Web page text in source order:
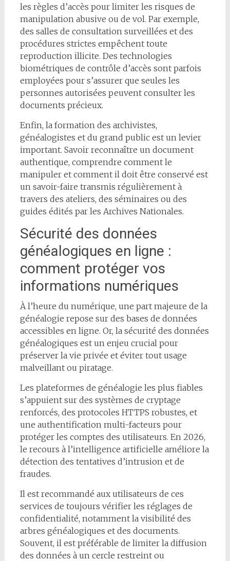
les règles d’accès pour limiter les risques de
manipulation abusive ou de vol. Par exemple,
des salles de consultation surveillées et des
procédures strictes empêchent toute
reproduction illicite. Des technologies
biométriques de contrôle d’accès sont parfois
employées pour s’assurer que seules les
personnes autorisées peuvent consulter les
documents précieux.
Enfin, la formation des archivistes,
généalogistes et du grand public est un levier
important. Savoir reconnaître un document
authentique, comprendre comment le
manipuler et comment il doit être conservé est
un savoir-faire transmis régulièrement à
travers des ateliers, des séminaires ou des
guides édités par les Archives Nationales.
Sécurité des données
généalogiques en ligne :
comment protéger vos
informations numériques
À l’heure du numérique, une part majeure de la
généalogie repose sur des bases de données
accessibles en ligne. Or, la sécurité des données
généalogiques est un enjeu crucial pour
préserver la vie privée et éviter tout usage
malveillant ou piratage.
Les plateformes de généalogie les plus fiables
s’appuient sur des systèmes de cryptage
renforcés, des protocoles HTTPS robustes, et
une authentification multi-facteurs pour
protéger les comptes des utilisateurs. En 2026,
le recours à l’intelligence artificielle améliore la
détection des tentatives d’intrusion et de
fraudes.
Il est recommandé aux utilisateurs de ces
services de toujours vérifier les réglages de
confidentialité, notamment la visibilité des
arbres généalogiques et des documents.
Souvent, il est préférable de limiter la diffusion
des données à un cercle restreint ou